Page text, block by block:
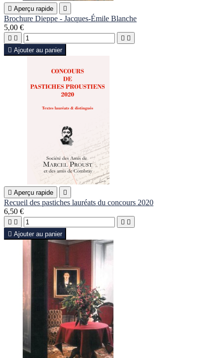
 Aperçu rapide 
Brochure Dieppe - Jacques-Émile Blanche
5,00 €
   
 Ajouter au panier
 Aperçu rapide 
Recueil des pastiches lauréats du concours 2020
6,50 €
   
 Ajouter au panier